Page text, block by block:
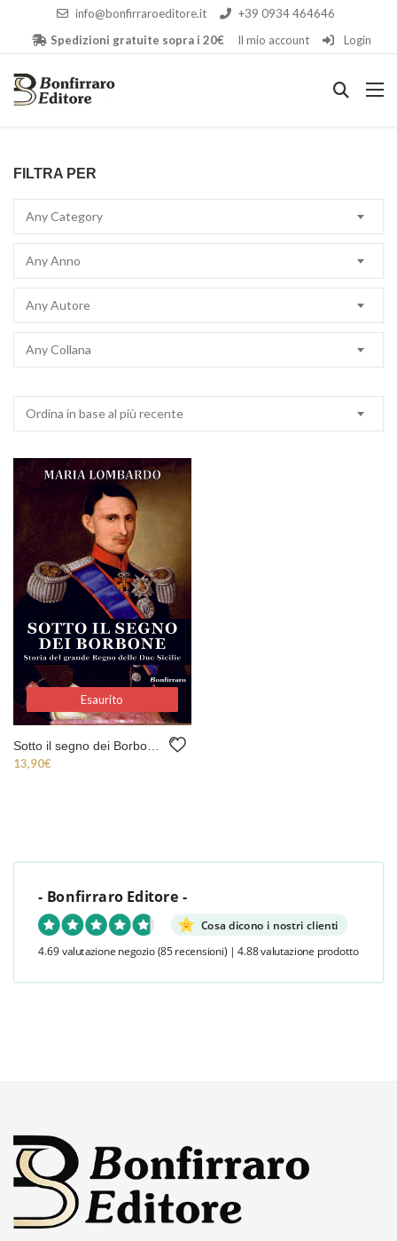
info@bonfirraroeditore.it
+39 0934 464646
Spedizioni gratuite sopra i 20€
Il mio account Login
FILTRA PER
Any Category
Any Anno
Any Autore
Any Collana
Ordina in base al più recente
Esaurito
Esaurito
13,90€
- Bonfirraro Editore -
Cosa dicono i nostri clienti
4.69 valutazione negozio (85 recensioni) | 4.88 valutazione prodotto